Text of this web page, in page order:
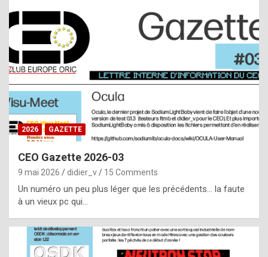
s
t
a
s
i
e
f
o
m
2026 GAZETTE
CEO Gazette 2026-03
9 mai 2026 didier_v 15 Comments
Un numéro un peu plus léger que les précédents… la faute
à un vieux pc qui…